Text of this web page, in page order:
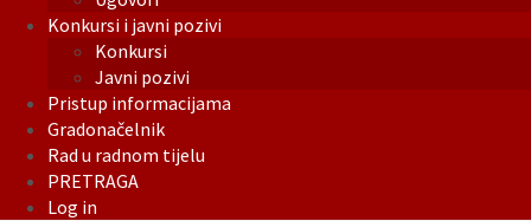
Konkursi i javni pozivi
Konkursi
Javni pozivi
Pristup informacijama
Gradonačelnik
Rad u radnom tijelu
PRETRAGA
Log in